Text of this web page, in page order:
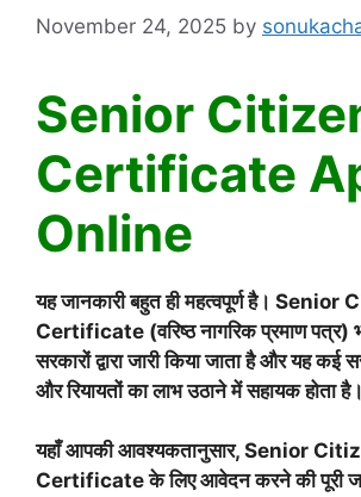
November 24, 2025 by
Senior
Certificate
Online
यह जानकारी बहुत ही महत्वपूर्ण है। Senior
Certificate (वरिष्ठ नागरिक प्रमाण पत्र)
सरकारों द्वारा जारी किया जाता है और यह कई
और रियायतों का लाभ उठाने में सहायक होता है।
यहाँ आपकी आवश्यकतानुसार, Senior
Certificate के लिए आवेदन करने की पूरी